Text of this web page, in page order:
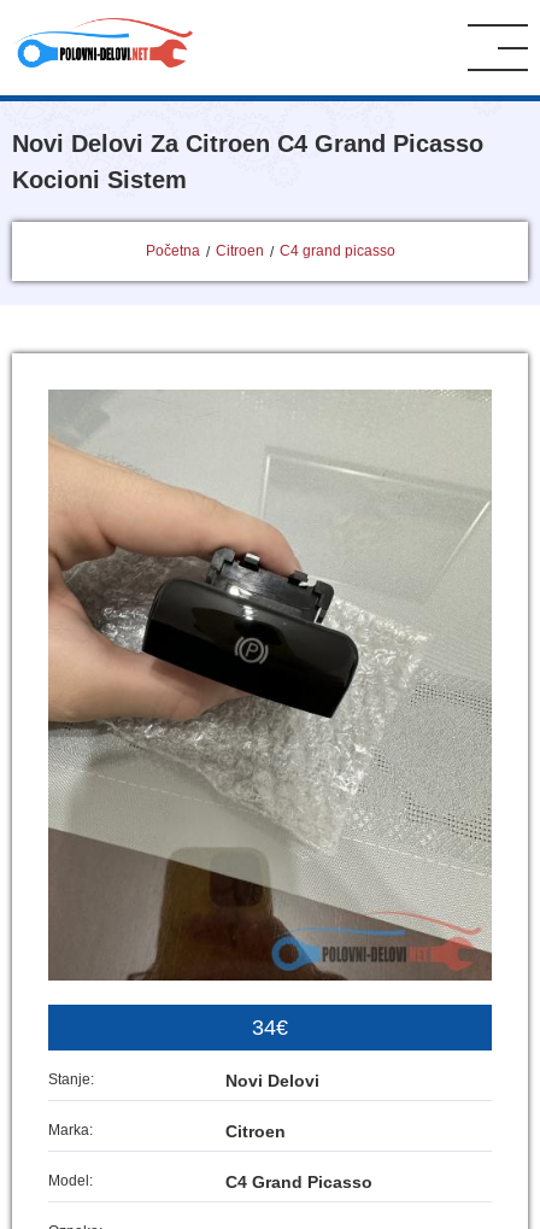
Novi Delovi Za Citroen C4 Grand Picasso
Kocioni Sistem
Početna Citroen C4 grand picasso
34€
Stanje: Novi Delovi
Marka: Citroen
Model: C4 Grand Picasso